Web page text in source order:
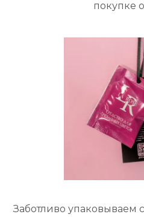
покупке
Заботливо упаковываем